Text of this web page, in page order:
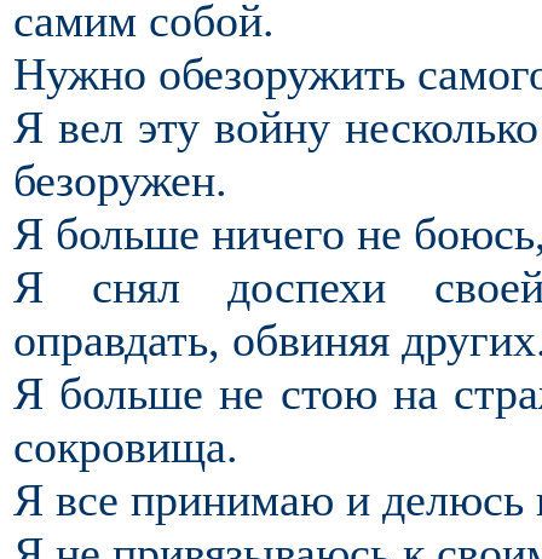
самим собой.
Нужно обезоружить
Я вел эту войну
безоружен.
Я больше ничего не
Я снял доспехи
оправдать, обвиняя
Я больше не стою на
сокровища.
Я все принимаю и делюсь